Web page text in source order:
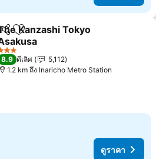
แชร์ เพิ่มในรายการโปรด
Kanzashi Tokyo
ดาว
8.9 ดีเลิศ
5,112
1.2 km ถึง Inaricho Metro Station
ดูราคา